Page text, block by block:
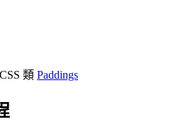
類 Paddings